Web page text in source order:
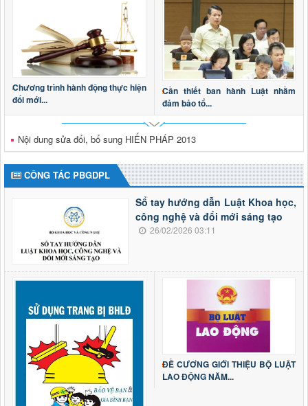
Chương trình hành động thực hiện
đổi mới...
Cần thiết ban hành Luật nhằm
đảm bảo tổ...
Nội dung sửa đổi, bổ sung HIẾN PHÁP 2013
CÔNG TÁC PBGDPL
Sổ tay hướng dẫn Luật Khoa học,
công nghệ và đổi mới sáng tạo
26/02/2026 03:11
ĐỀ CƯƠNG GIỚI THIỆU BỘ LUẬT
LAO ĐỘNG NĂM...